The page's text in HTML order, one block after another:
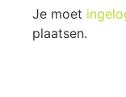
Je moet
plaatsen.